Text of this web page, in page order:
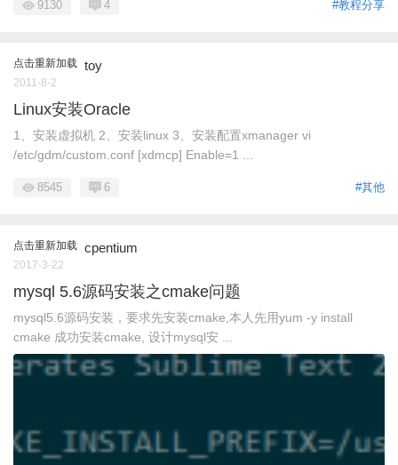
#教程分享
9130 4
点击重新加载 toy
2011-8-2
Linux安装Oracle
1、安装虚拟机 2、安装linux 3、安装配置xmanager vi
/etc/gdm/custom.conf [xdmcp] Enable=1 ...
#其他
8545 6
点击重新加载 cpentium
2017-3-22
mysql 5.6源码安装之cmake问题
mysql5.6源码安装，要求先安装cmake,本人先用yum -y install
cmake 成功安装cmake, 设计mysql安 ...